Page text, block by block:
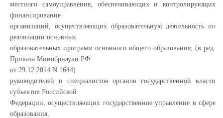
местного самоуправления, обеспечивающих и контролирующих
финансирование
организаций, осуществляющих образовательную деятельность по
реализации основных
образовательных программ основного общего образования; (в ред.
Приказа Минобрнауки РФ
от 29.12.2014 N 1644)
руководителей и специалистов органов государственной власти
субъектов Российской
Федерации, осуществляющих государственное управление в сфере
образования,